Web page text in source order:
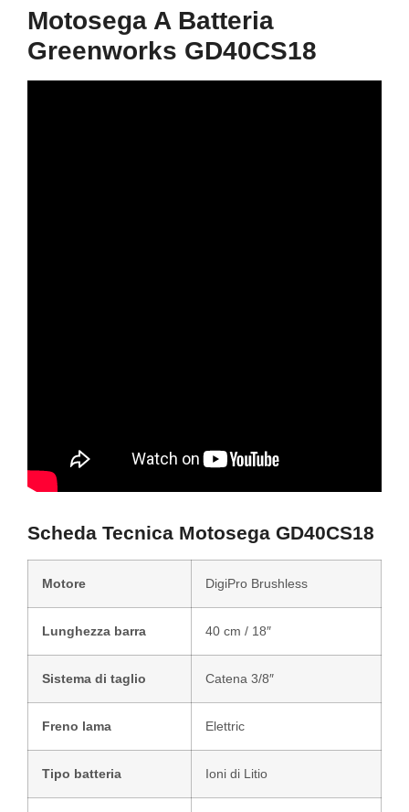
Motosega A Batteria
Greenworks GD40CS18
Scheda Tecnica Motosega GD40CS18
Motore DigiPro Brushless
Lunghezza barra 40 cm / 18″
Sistema di taglio Catena 3/8″
Freno lama Elettric
Tipo batteria Ioni di Litio